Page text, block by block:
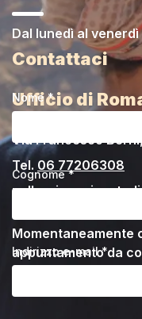
Dal lunedì al venerdì
Ufficio di
Via Francesco
Tel. 06 77206308
Momentaneamente
appuntamento da
email.
Contattaci
Nome *
Cognome *
Indirizzo e-mail *